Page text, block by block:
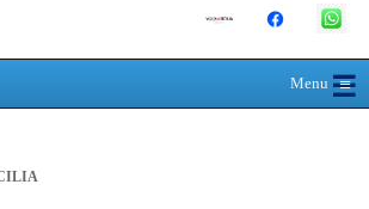
Menu≡
☰